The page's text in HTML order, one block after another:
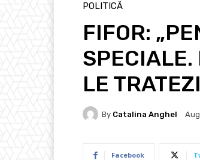
POLITICĂ
FIFOR:
SPECIALE.
LE
By Catalina Anghel
Facebook